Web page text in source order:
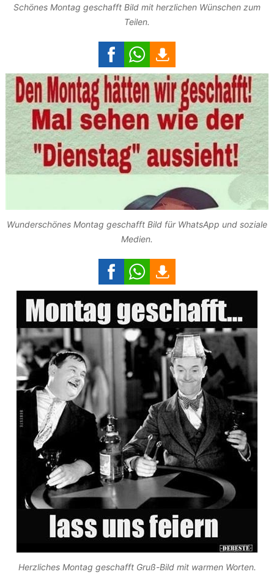
Schönes Montag geschafft Bild mit herzlichen Wünschen zum
Teilen.
Wunderschönes Montag geschafft Bild für WhatsApp und soziale
Medien.
Herzliches Montag geschafft Gruß-Bild mit warmen Worten.